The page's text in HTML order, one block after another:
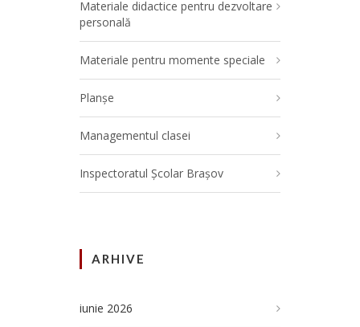
Materiale didactice pentru dezvoltare
personală
Materiale pentru momente speciale
Planșe
Managementul clasei
Inspectoratul Școlar Brașov
ARHIVE
iunie 2026